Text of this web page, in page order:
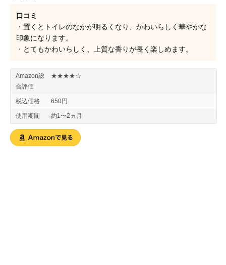
口コミ
・置くとトイレのなかが明るくなり、かわいらしく華やかな
印象になります。
・とてもかわいらしく、上質な香りが長く楽しめます。
Amazon総
合評価
★★★★☆
税込価格 650円
使用期間 約1〜2ヵ月